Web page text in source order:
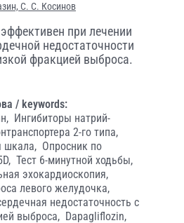
С. С. Косинов
при лечении
недостаточности
фракцией выброса.
/ keywords:
Ингибиторы натрий-
2-го типа,
шкала, Опросник по
Тест 6-минутной ходьбы,
эхокардиоскопия,
левого желудочка,
недостаточность с
выброса, Dapagliflozin,